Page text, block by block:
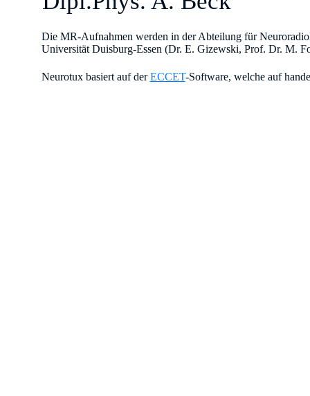
Die MR-Aufnahmen werden in der Abteilung für
Universität Duisburg-Essen (Dr. E. Gizewski, Prof. Dr. M.
Neurotux basiert auf derECCET-Software, welche auf